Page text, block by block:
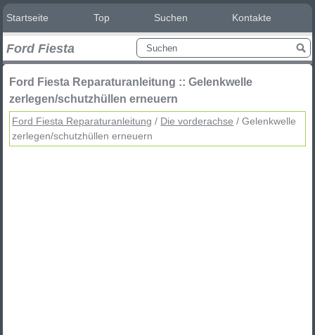
Startseite Top Suchen Kontakte
Ford Fiesta
Ford Fiesta Reparaturanleitung :: Gelenkwelle
zerlegen/schutzhüllen erneuern
Ford Fiesta Reparaturanleitung / Die vorderachse / Gelenkwelle
zerlegen/schutzhüllen erneuern